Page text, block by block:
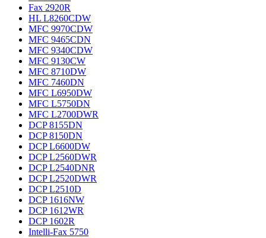
Fax 2920R
HL L8260CDW
MFC 9970CDW
MFC 9465CDN
MFC 9340CDW
MFC 9130CW
MFC 8710DW
MFC 7460DN
MFC L6950DW
MFC L5750DN
MFC L2700DWR
DCP 8155DN
DCP 8150DN
DCP L6600DW
DCP L2560DWR
DCP L2540DNR
DCP L2520DWR
DCP L2510D
DCP 1616NW
DCP 1612WR
DCP 1602R
Intelli-Fax 5750